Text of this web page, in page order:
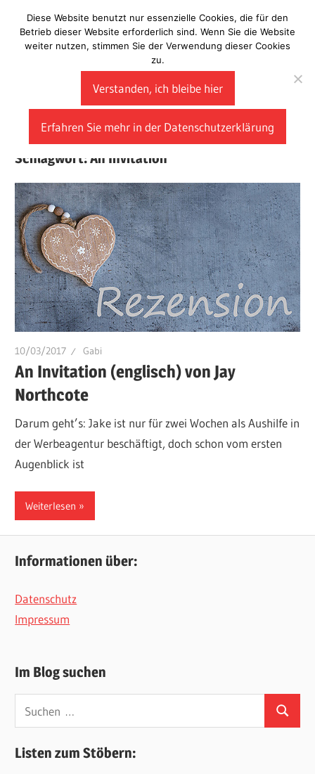
Inhalt
springen
Laberladen
Schlagwort:An Invitation
10/03/2017 Gabi
An Invitation (englisch) von Jay
Northcote
Darum geht’s: Jake ist nur für zwei Wochen als Aushilfe in
der Werbeagentur beschäftigt, doch schon vom ersten
Augenblick ist
Weiterlesen
Informationen über:
Datenschutz
Impressum
Im Blog suchen
nach:
Suchen
Listen zum Stöbern:
Diese Website benutzt nur essenzielle Cookies, die für den
Betrieb dieser Website erforderlich sind. Wenn Sie die Website
weiter nutzen, stimmen Sie der Verwendung dieser Cookies
zu.
Verstanden, ich bleibe hier
Erfahren Sie mehr in der Datenschutzerklärung